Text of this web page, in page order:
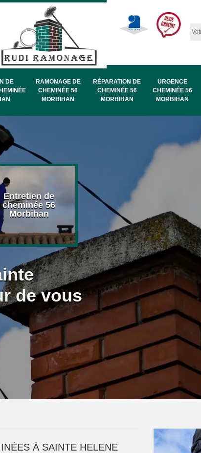
DE
RAMONAGE DE
CHEMINÉE 56
MORBIHAN
RÉPARATION DE
CHEMINÉE 56
MORBIHAN
URGENCE
CHEMINÉE 56
MORBIHAN
Entretien de
cheminée 56
Morbihan
Pose de chapeau
de cheminée 56
Morbihan
de vous
À SAINTE HELENE